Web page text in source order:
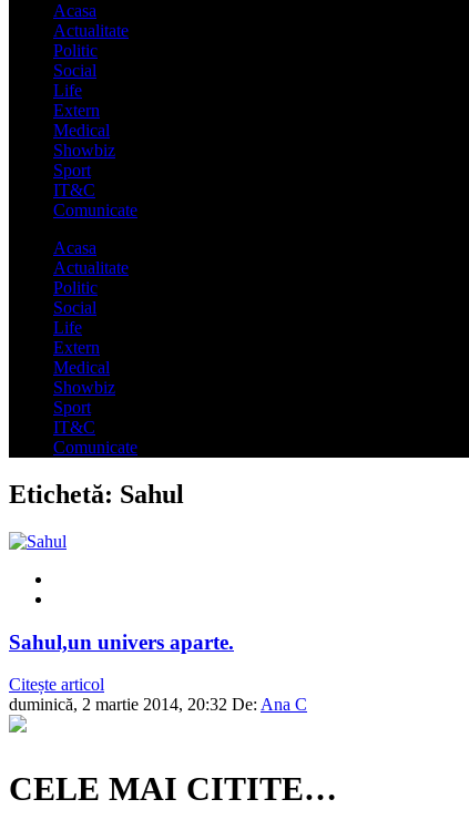
Acasa
Actualitate
Politic
Social
Life
Extern
Medical
Showbiz
Sport
IT&C
Comunicate
Acasa
Actualitate
Politic
Social
Life
Extern
Medical
Showbiz
Sport
IT&C
Comunicate
Etichetă: Sahul
Sahul,un univers aparte.
Citește articol
duminică, 2 martie 2014, 20:32 De: Ana C
CELE MAI CITITE…